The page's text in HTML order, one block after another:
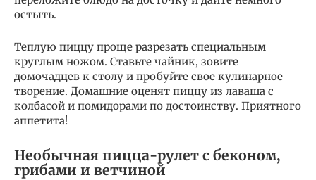
остыть.
Теплую пиццу проще разрезать специальным
круглым ножом. Ставьте чайник, зовите
домочадцев к столу и пробуйте свое кулинарное
творение. Домашние оценят пиццу из лаваша с
колбасой и помидорами по достоинству. Приятного
аппетита!
Необычная пицца-рулет с беконом,
грибами и ветчиной